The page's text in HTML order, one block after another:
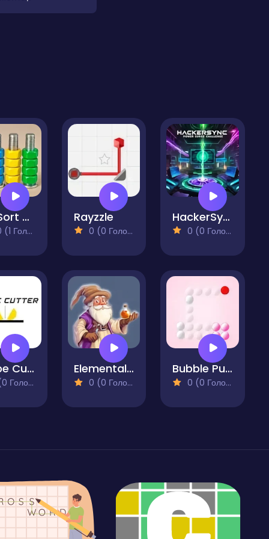
Nut Sort Color Puzzle Game
Голосів)
Rayzzle
0 (0 Голосів)
HackerSync Power Surge Challenge
0 (0 Голосів)
Shape Cutter Elemental Domination
0 (0 Голосів)
Bubble Puzzle
0 (0 Голосів)